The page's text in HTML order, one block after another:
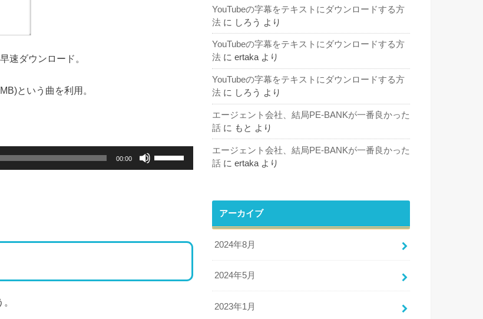
速ダウンロード。
という曲を利用。
00:00
上
YouTubeの字幕をテキストにダウンロードする方
法 に しろう より
YouTubeの字幕をテキストにダウンロードする方
法 に ertakaより
YouTubeの字幕をテキストにダウンロードする方
法 に しろう より
エージェント会社、結局PE-BANKが一番良かった
話 に もと より
エージェント会社、結局PE-BANKが一番良かった
話 に ertaka より
アーカイブ
2024年8月
2024年5月
2023年1月